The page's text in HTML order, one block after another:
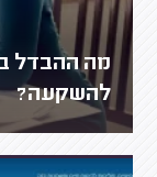
מה ההבדל
להשקעה?